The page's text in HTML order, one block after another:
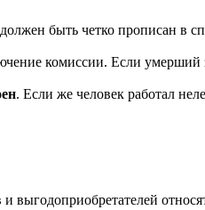
быть четко прописан в
комиссии. Если
. Если же человек работал
выгодоприобретателей